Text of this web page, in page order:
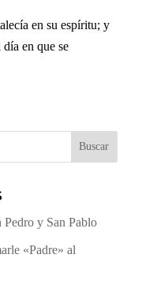
en su espíritu; y
en que se
Buscar
Pedro y San Pablo
«Padre» al